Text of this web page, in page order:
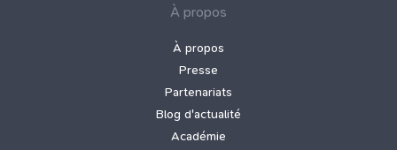
À propos
À propos
Presse
Partenariats
Blog d'actualité
Académie